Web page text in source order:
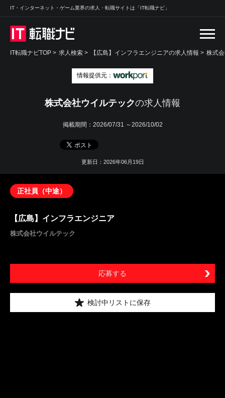
IT・インターネット・ゲーム業界の求人・転職サイトは「IT転職ナビ」
IT転職ナビTOP > 求人検索 > 【広島】インフラエンジニアの求人情報 > 株式
情報提供元：
株式会社ウイルテックの求人情報
掲載期間： 2026/07/31 ～2026/10/02
更新日：2026年06月19日
正社員（中途）
【広島】インフラエンジニア
株式会社ウイルテック
応募する
検討中リストに保存